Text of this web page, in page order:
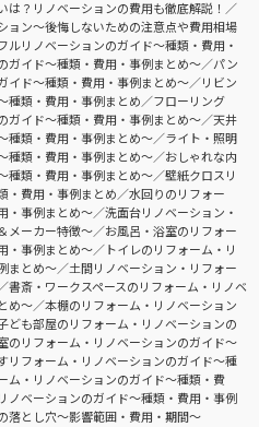
？リノベーションの費用も徹底解説！
ョン〜後悔しないための注意点や費用相場
ルリノベーションのガイド〜種類・費用・
ガイド〜種類・費用・事例まとめ〜
パン
イド〜種類・費用・事例まとめ〜
リビン
種類・費用・事例まとめ
フローリング
ガイド〜種類・費用・事例まとめ〜
天井
種類・費用・事例まとめ〜
ライト・照明
種類・費用・事例まとめ〜
おしゃれな内
種類・費用・事例まとめ〜
壁紙クロスリ
・費用・事例まとめ
水回りのリフォー
・事例まとめ〜
洗面台リノベーション・
メーカー特徴〜
お風呂・浴室のリフォー
・事例まとめ〜
トイレのリフォーム・リ
まとめ〜
土間リノベーション・リフォー
書斎・ワークスペースのリフォーム・リノベ
め〜
本棚のリフォーム・リノベーション
ども部屋のリフォーム・リノベーションの
のリフォーム・リノベーションのガイド〜
リフォーム・リノベーションのガイド〜種
ム・リノベーションのガイド〜種類・費
ノベーションのガイド〜種類・費用・事例
落とし穴～影響範囲・費用・期間～